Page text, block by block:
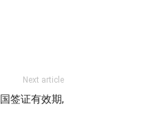
Next article
签证有效期,